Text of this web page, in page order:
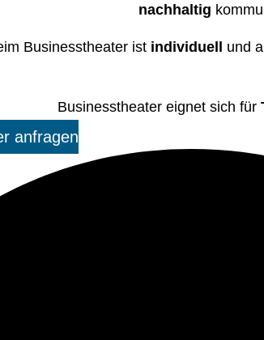
nachhaltig
Businesstheater ist individuell und
Businesstheater eignet sich für
anfragen